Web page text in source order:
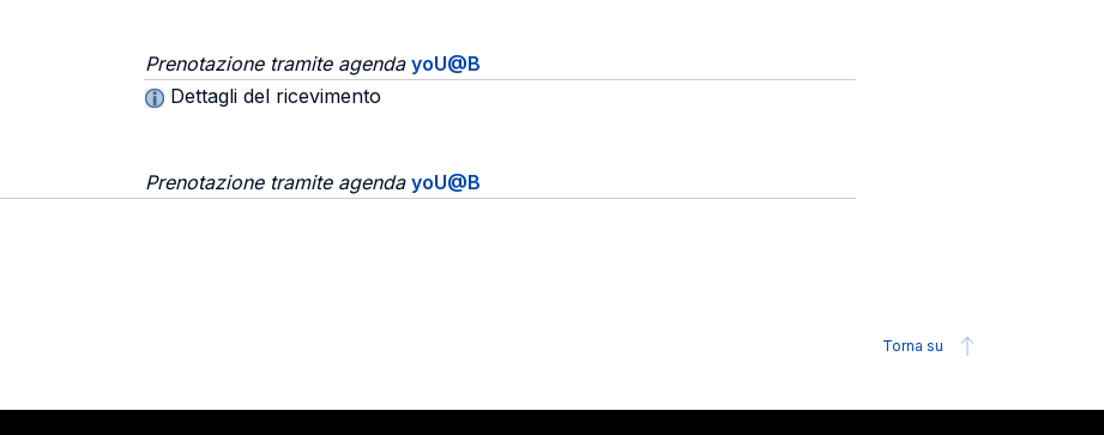
Prenotazione tramite agenda yoU@B
Dettagli del ricevimento
Prenotazione tramite agenda yoU@B
Torna su